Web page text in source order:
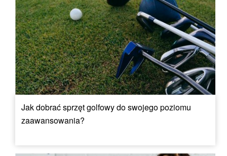
Jak dobrać sprzęt golfowy do swojego poziomu
zaawansowania?